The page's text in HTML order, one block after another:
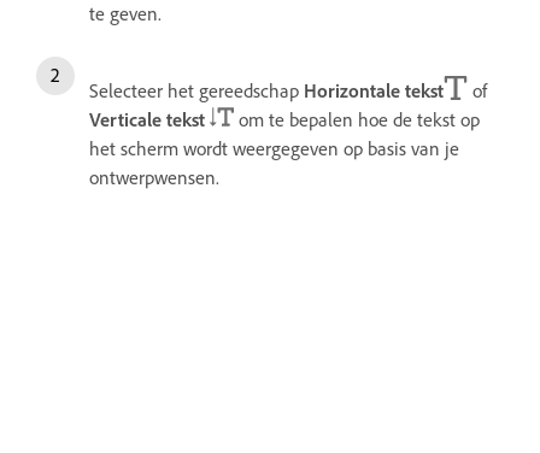
te geven.
Selecteer het gereedschap Horizontale tekst
of
Verticale tekst
om te bepalen hoe de tekst op
het scherm wordt weergegeven op basis van je
ontwerpwensen.